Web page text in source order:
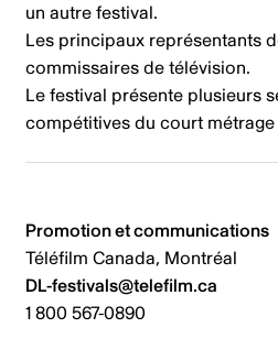
un autre festival.
Les principaux représentants
commissaires de télévision.
Le festival présente plusieurs
compétitives du court
Promotion et communications
Téléfilm Canada, Montréal
DL-festivals@telefilm.ca
1 800 567-0890